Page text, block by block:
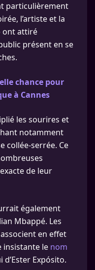
particulièrement
l’artiste et la
ont attiré
présent en se
chance pour
à Cannes
les sourires et
notamment
collée-serrée. Ce
de leur
également
Mbappé. Les
en effet
insistante le nom
d’Ester Expósito.